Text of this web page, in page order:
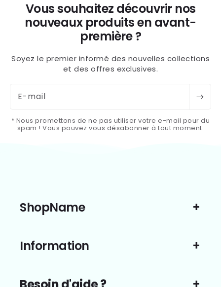
Vous souhaitez découvrir nos
nouveaux produits en avant-
première ?
Soyez le premier informé des nouvelles collections
et des offres exclusives.
E-mail
* Nous promettons de ne pas utiliser votre e-mail pour du
spam ! Vous pouvez vous désabonner à tout moment.
ShopName
Information